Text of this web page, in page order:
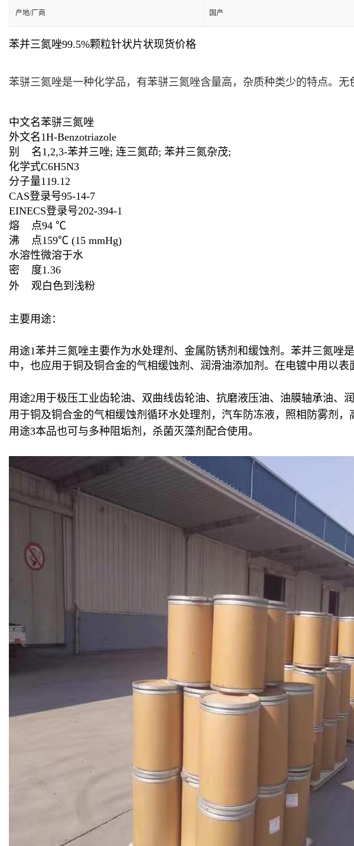
产地/厂商 国产
苯并三氮唑99.5%颗粒针状片状现货价格
苯骈三氮唑是一种化学品，有苯骈三氮唑含量高，杂质种类少的特点。
中文名苯骈三氮唑
外文名1H-Benzotriazole
别 名1,2,3-苯并三唑; 连三氮茚; 苯并三氮杂茂;
化学式C6H5N3
分子量119.12
CAS登录号95-14-7
EINECS登录号202-394-1
熔 点94 ℃
沸 点159℃ (15 mmHg)
水溶性微溶于水
密 度1.36
外 观白色到浅粉
主要用途：
用途1苯并三氮唑主要作为水处理剂、金属防锈剂和缓蚀剂。苯并三氮
中，也应用于铜及铜合金的气相缓蚀剂、润滑油添加剂。在电镀中用以表
用途2用于极压工业齿轮油、双曲线齿轮油、抗磨液压油、油膜轴承油
用于铜及铜合金的气相缓蚀剂循环水处理剂，汽车防冻液，照相防雾剂
用途3本品也可与多种阻垢剂，杀菌灭藻剂配合使用。